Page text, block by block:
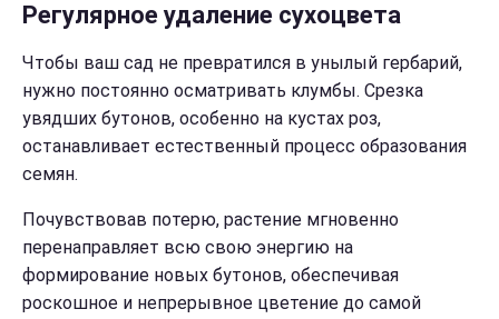
Регулярное удаление сухоцвета
Чтобы ваш сад не превратился в унылый гербарий,
нужно постоянно осматривать клумбы. Срезка
увядших бутонов, особенно на кустах роз,
останавливает естественный процесс образования
семян.
Почувствовав потерю, растение мгновенно
перенаправляет всю свою энергию на
формирование новых бутонов, обеспечивая
роскошное и непрерывное цветение до самой